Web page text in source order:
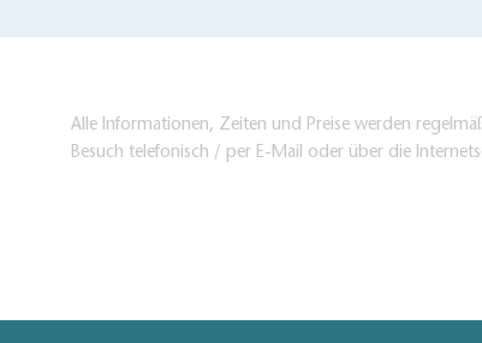
Alle Informationen, Zeiten und Preise werden
Besuch telefonisch / per E-Mail oder über die